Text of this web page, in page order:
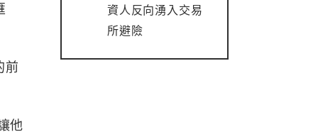
前
他
資人反向湧入交易
所避險